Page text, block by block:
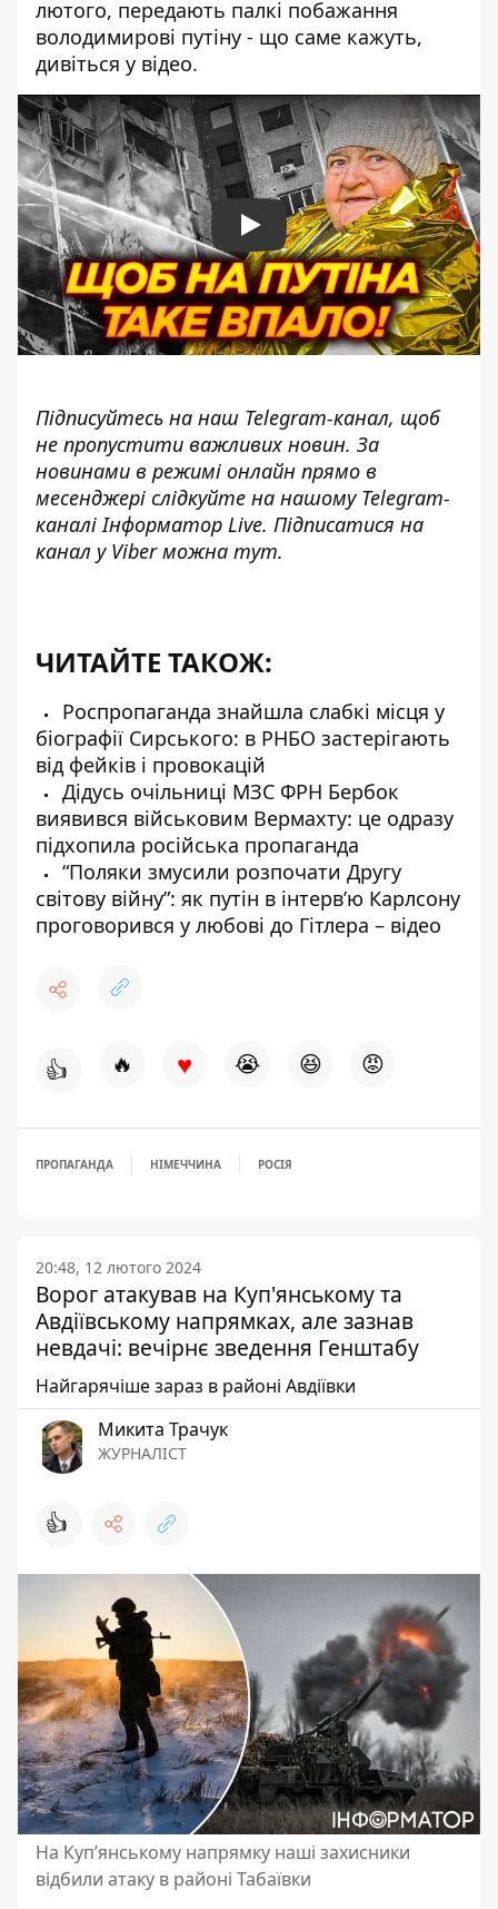
лютого, передають палкі побажання
володимирові путіну - що саме кажуть,
дивіться у відео.
Play
Підписуйтесь на наш Telegram-канал, щоб
не пропустити важливих новин. За
новинами в режимі онлайн прямо в
месенджері слідкуйте на нашому Telegram-
каналіІнформатор Live. Підписатися на
канал у Viber можна тут.
ЧИТАЙТЕ ТАКОЖ:
Роспропаганда знайшла слабкі місця у
біографії Сирського: в РНБО застерігають
від фейків і провокацій
Дідусь очільниці МЗС ФРН Бербок
виявився військовим Вермахту: це одразу
підхопила російська пропаганда
“Поляки змусили розпочати Другу
світову війну”: як путін в інтерв’ю Карлсону
проговорився у любові до Гітлера – відео
👍 🔥 ♥ 😭 😆 😡
ПРОПАГАНДА НІМЕЧЧИНА РОСІЯ
20:48, 12 лютого 2024
Ворог атакував на Куп'янському та
Авдіївському напрямках, але зазнав
невдачі: вечірнє зведення Генштабу
Найгарячіше зараз в районі Авдіївки
Микита Трачук
ЖУРНАЛІСТ
👍
На Куп’янському напрямку наші захисники
відбили атаку в районі Табаївки